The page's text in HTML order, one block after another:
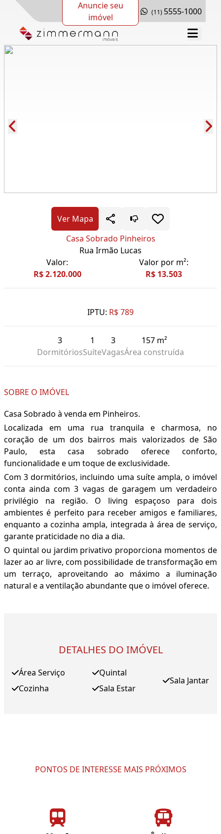
Anuncie seu
imóvel
(11) 5555-1000
Ver Mapa
Casa Sobrado Pinheiros
Rua Irmão Lucas
Valor:
R$ 2.120.000
Valor por m²:
R$ 13.503
IPTU: R$ 789
3
Dormitórios
1
Suíte
3
Vagas
157 m²
Área construída
SOBRE O IMÓVEL
Casa Sobrado à venda em Pinheiros.
Localizada em uma rua tranquila e charmosa, no
coração de um dos bairros mais valorizados de São
Paulo, esta casa sobrado oferece conforto,
funcionalidade e um toque de exclusividade.
Com 3 dormitórios, incluindo uma suíte ampla, o imóvel
conta ainda com 3 vagas de garagem um verdadeiro
privilégio na região. O living espaçoso para dois
ambientes é perfeito para receber amigos e familiares,
enquanto a cozinha ampla, integrada à área de serviço,
garante praticidade no dia a dia.
O quintal ou jardim privativo proporciona momentos de
lazer ao ar livre, com possibilidade de transformação em
um terraço, aproveitando ao máximo a iluminação
natural e a ventilação abundante que o imóvel oferece.
DETALHES DO IMÓVEL
Área Serviço
Cozinha
Quintal
Sala Estar
Sala Jantar
PONTOS DE INTERESSE MAIS PRÓXIMOS